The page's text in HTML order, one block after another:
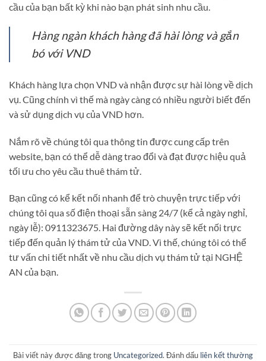
cầu của bạn bất kỳ khi nào bạn phát sinh nhu cầu.
Hàng ngàn khách hàng đã hài lòng và gắn
bó với VND
Khách hàng lựa chọn VND và nhận được sự hài lòng về dịch
vụ. Cũng chính vì thế mà ngày càng có nhiều người biết đến
và sử dụng dịch vụ của VND hơn.
Nắm rõ về chúng tôi qua thông tin được cung cấp trên
website, bạn có thể dễ dàng trao đổi và đạt được hiệu quả
tối ưu cho yêu cầu thuê thám tử.
Bạn cũng có kể kết nối nhanh để trò chuyện trực tiếp với
chúng tôi qua số điện thoại sẵn sàng 24/7 (kể cả ngày nghỉ,
ngày lễ): 0911323675. Hai đường dây này sẽ kết nối trực
tiếp đến quản lý thám tử của VND. Vì thế, chúng tôi có thể
tư vấn chi tiết nhất về nhu cầu dịch vụ thám tử tại NGHỆ
AN của bạn.
Bài viết này được đăng trong Uncategorized. Đánh dấu liên kết thường